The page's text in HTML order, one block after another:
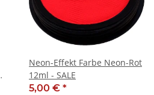
Neon-Effekt Farbe Neon-Rot
12ml - SALE
5,00 € *